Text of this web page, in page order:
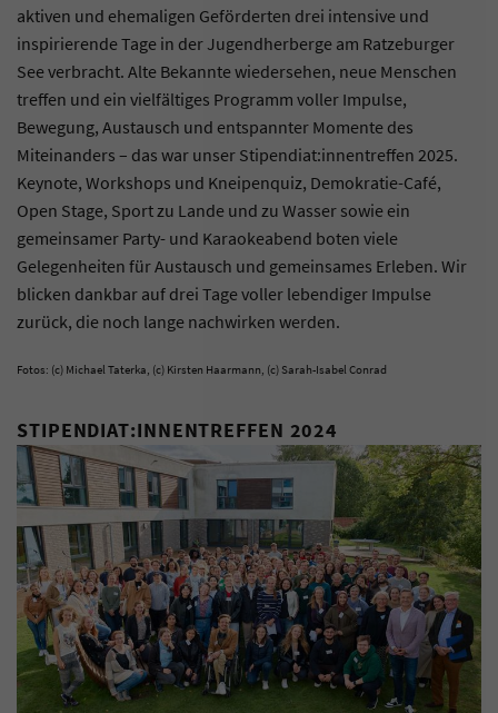
aktiven und ehemaligen Geförderten drei intensive und
inspirierende Tage in der Jugendherberge am Ratzeburger
See verbracht. Alte Bekannte wiedersehen, neue Menschen
treffen und ein vielfältiges Programm voller Impulse,
Bewegung, Austausch und entspannter Momente des
Miteinanders – das war unser Stipendiat:innentreffen 2025.
Keynote, Workshops und Kneipenquiz, Demokratie-Café,
Open Stage, Sport zu Lande und zu Wasser sowie ein
gemeinsamer Party- und Karaokeabend boten viele
Gelegenheiten für Austausch und gemeinsames Erleben. Wir
blicken dankbar auf drei Tage voller lebendiger Impulse
zurück, die noch lange nachwirken werden.
Fotos: (c) Michael Taterka, (c) Kirsten Haarmann, (c) Sarah-Isabel Conrad
STIPENDIAT:INNENTREFFEN 2024